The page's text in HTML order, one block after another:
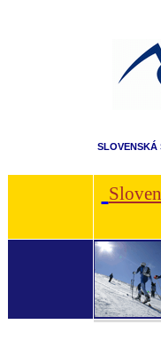
SLOVENSKÁ